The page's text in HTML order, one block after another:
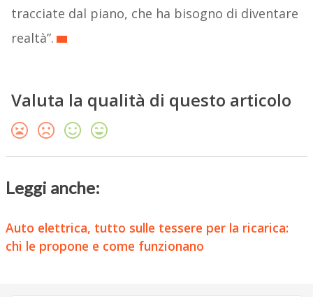
tracciate dal piano, che ha bisogno di diventare
realtà”.
Valuta la qualità di questo articolo
Leggi anche:
Auto elettrica, tutto sulle tessere per la ricarica:
chi le propone e come funzionano